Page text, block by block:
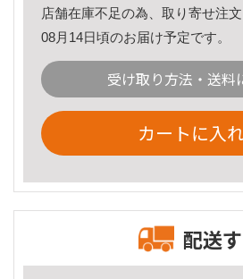
店舗在庫不足の為、取り寄せ注文
08月14日頃のお届け予定です。
受け取り方法・送料
カートに入
配送